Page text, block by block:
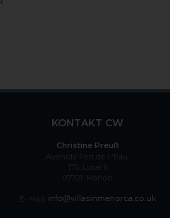
KONTAKT CW
Christine Preuß
Avenida Fort de l 'Eau,
175, Local 6
07701, Mahon
E- Mail: